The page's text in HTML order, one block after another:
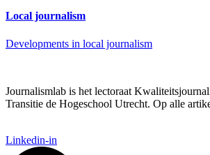
Local journalism
Developments in local journalism
Journalismlab is het lectoraat
Transitie de Hogeschool Utrecht. Op alle
Linkedin-in